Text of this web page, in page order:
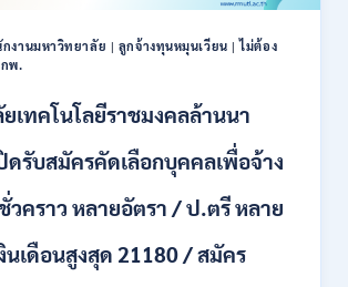
พนักงาน
ราชการ
ปวท.
ป.ตรี
สาขา
/
เงิน
เดือน
งานมหาวิทยาลัย | ลูกจ้างทุนหมุนเวียน |ไม่ต้อง
พ.
เทคโนโลยีราชมงคลล้านนา
ดรับสมัครคัดเลือกบุคคลเพื่อจ้าง
วคราว หลายอัตรา / ป.ตรี หลาย
นเดือนสูงสุด 21180 / สมัคร